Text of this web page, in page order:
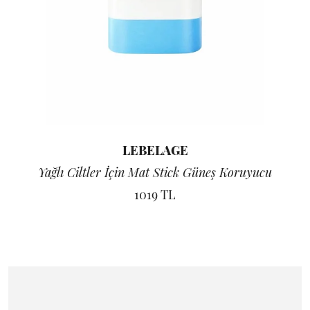
LEBELAGE
Yağlı Ciltler İçin Mat Stick Güneş Koruyucu
1019 TL